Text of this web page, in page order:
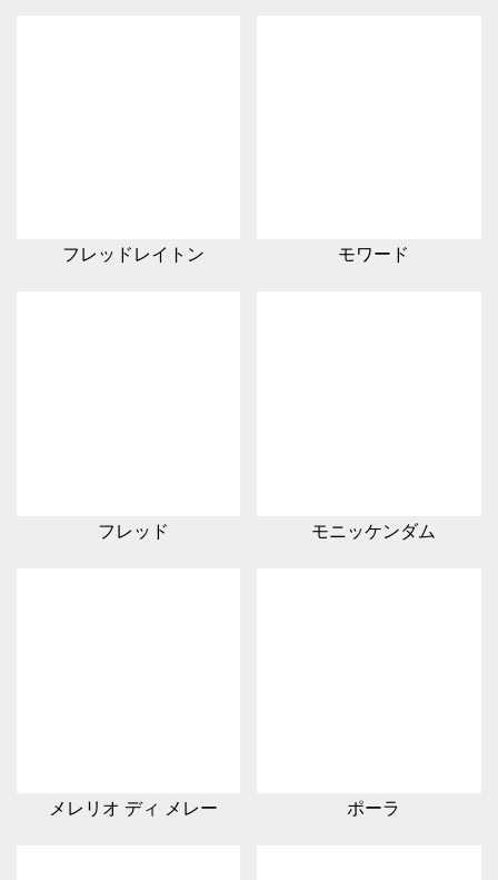
フレッドレイトン モワード
フレッド モニッケンダム
メレリオ ディ メレー ポーラ